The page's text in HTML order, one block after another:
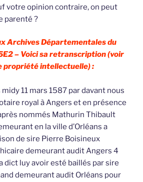
votre opinion contraire, on peut
parenté ?
Archives Départementales du
– Voici sa retranscription (voir
propriété intellectuelle) :
11 mars 1587 par davant nous
royal à Angers et en présence
nommés Mathurin Thibault
en la ville d’Orléans a
de sire Pierre Boisineux
demeurant audit Angers 4
dict luy avoir esté baillés par sire
demeurant audit Orléans pour